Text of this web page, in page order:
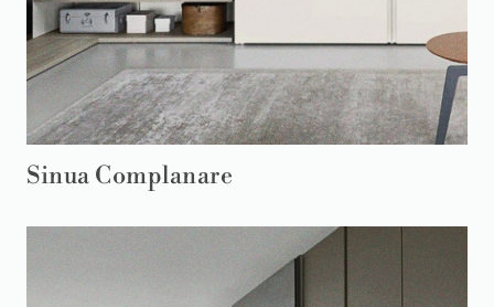
Sinua Complanare